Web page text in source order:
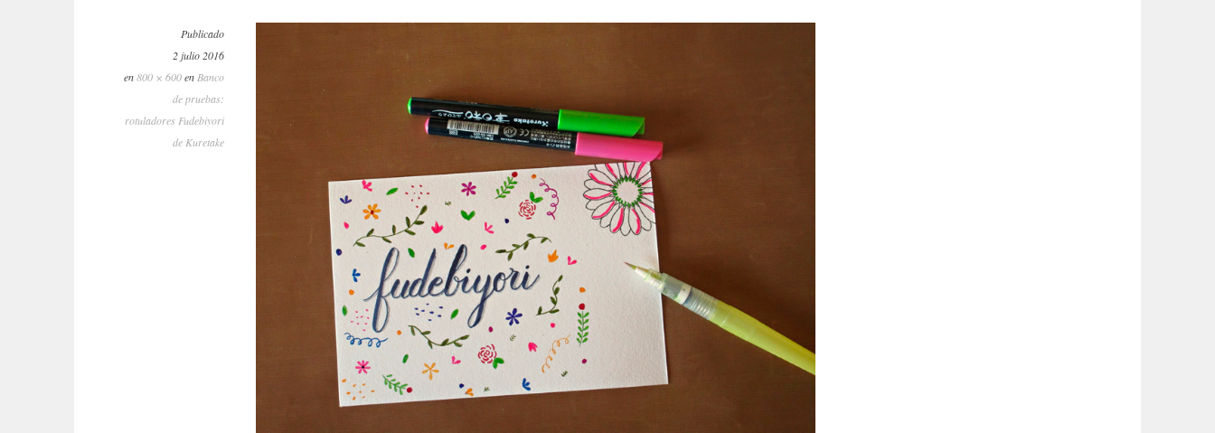
Publicado
2 julio 2016
en800 × 600en Banco
de pruebas:
rotuladores Fudebiyori
de Kuretake